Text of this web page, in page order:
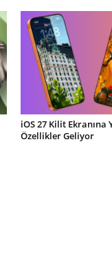
iOS 27 Kilit Ekranına
Özellikler Geliyor